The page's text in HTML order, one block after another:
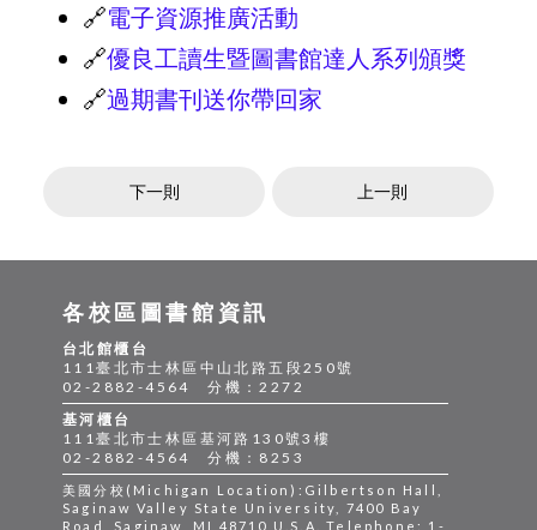
🔗電子資源推廣活動
🔗優良工讀生暨圖書館達人系列頒獎
🔗過期書刊送你帶回家
下一則 上一則
各校區圖書館資訊
台北館櫃台
111臺北市士林區中山北路五段250號
02-2882-4564 分機：2272
基河櫃台
111臺北市士林區基河路130號3樓
02-2882-4564 分機：8253
美國分校(Michigan Location):Gilbertson Hall,
Saginaw Valley State University, 7400 Bay
Road, Saginaw, MI 48710 U.S.A. Telephone: 1-